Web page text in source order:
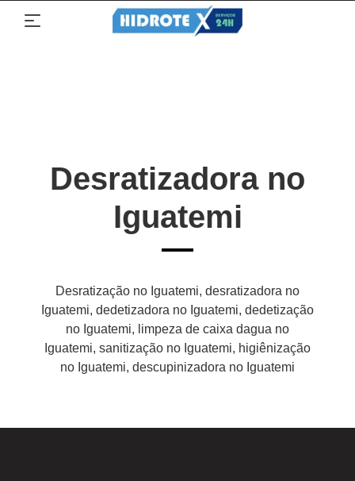
Desratizadora no
Iguatemi
Desratização no Iguatemi, desratizadora no
Iguatemi, dedetizadora no Iguatemi, dedetização
no Iguatemi, limpeza de caixa dagua no
Iguatemi, sanitização no Iguatemi, higiênização
no Iguatemi, descupinizadora no Iguatemi